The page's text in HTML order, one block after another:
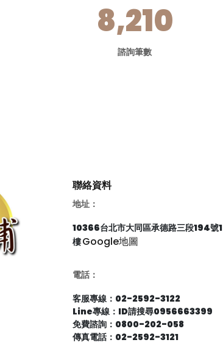
8,210
諮詢筆數
聯絡資料
地址：
10366台北市大同區承德路三段194號1
樓Google地圖
電話：
客服專線：02-2592-3122
Line專線：ID請搜尋0956663399
免費諮詢：0800-202-058
傳真電話：02-2592-3121